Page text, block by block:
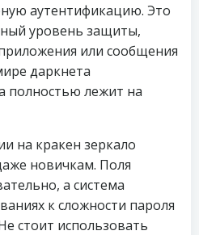
аутентификацию. Это
уровень защиты,
или сообщения
даркнета
полностью лежит на
на кракен зеркало
новичкам. Поля
а система
к сложности пароля
стоит использовать